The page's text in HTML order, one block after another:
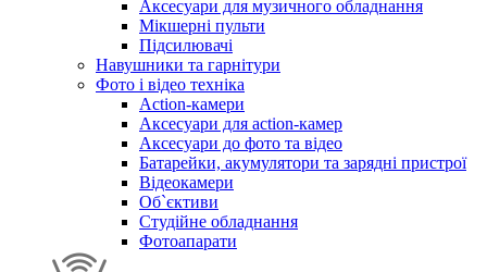
Аксесуари для музичного обладнання
Мікшерні пульти
Підсилювачі
Навушники та гарнітури
Фото і відео техніка
Action-камери
Аксесуари для action-камер
Аксесуари до фото та відео
Батарейки, акумулятори та зарядні пристрої
Відеокамери
Об`єктиви
Студійне обладнання
Фотоапарати